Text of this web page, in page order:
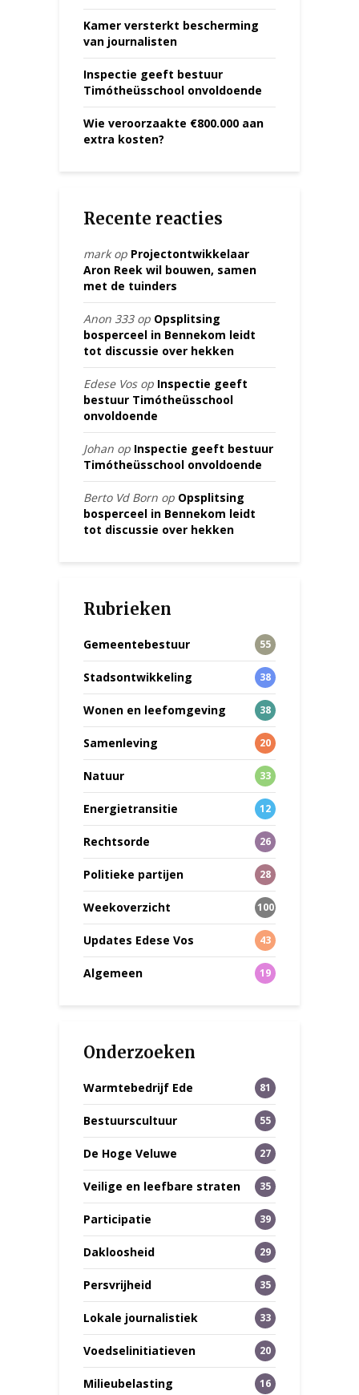
Kamer versterkt bescherming
van journalisten
Inspectie geeft bestuur
Timótheüsschool onvoldoende
Wie veroorzaakte €800.000 aan
extra kosten?
Recente reacties
markop Projectontwikkelaar
Aron Reek wil bouwen, samen
met de tuinders
Anon 333op Opsplitsing
bosperceel in Bennekom leidt
tot discussie over hekken
Edese Vosop Inspectie geeft
bestuur Timótheüsschool
onvoldoende
Johan op Inspectie geeft bestuur
Timótheüsschool onvoldoende
Berto Vd Born op Opsplitsing
bosperceel in Bennekom leidt
tot discussie over hekken
Rubrieken
Gemeentebestuur 55
Stadsontwikkeling 38
Wonen en leefomgeving 38
Samenleving 20
Natuur 33
Energietransitie 12
Rechtsorde 26
Politieke partijen 28
Weekoverzicht 100
Updates Edese Vos 43
Algemeen 19
Onderzoeken
Warmtebedrijf Ede 81
Bestuurscultuur 55
De Hoge Veluwe 27
Veilige en leefbare straten 35
Participatie 39
Dakloosheid 29
Persvrijheid 35
Lokale journalistiek 33
Voedselinitiatieven 20
Milieubelasting 16